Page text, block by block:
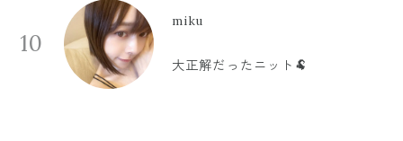
10
miku
大正解だったニット🐏